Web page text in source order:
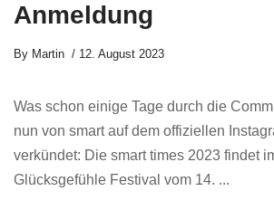
Anmeldung
By Martin 12. August 2023
Was schon einige Tage durch die
nun von smart auf dem offiziellen
verkündet: Die smart times 2023 findet
Glücksgefühle Festival vom 14. ...